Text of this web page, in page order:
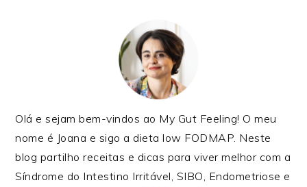
Olá e sejam bem-vindos ao My Gut Feeling! O meu
nome é Joana e sigo a dieta low FODMAP. Neste
blog partilho receitas e dicas para viver melhor com a
Síndrome do Intestino Irritável, SIBO, Endometriose e